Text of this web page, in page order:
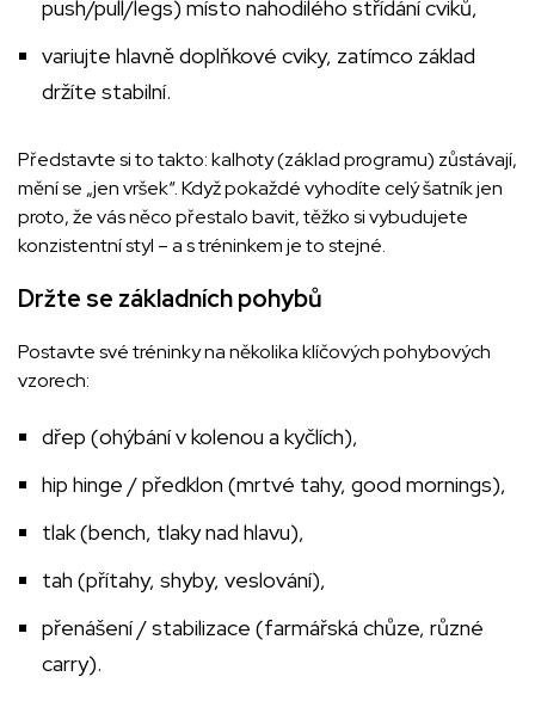
push/pull/legs) místo nahodilého střídání cviků,
variujte hlavně doplňkové cviky, zatímco základ
držíte stabilní.
Představte si to takto: kalhoty (základ programu) zůstávají,
mění se „jen vršek“. Když pokaždé vyhodíte celý šatník jen
proto, že vás něco přestalo bavit, těžko si vybudujete
konzistentní styl – a s tréninkem je to stejné.
Držte se základních pohybů
Postavte své tréninky na několika klíčových pohybových
vzorech:
dřep (ohýbání v kolenou a kyčlích),
hip hinge / předklon (mrtvé tahy, good mornings),
tlak (bench, tlaky nad hlavu),
tah (přítahy, shyby, veslování),
přenášení / stabilizace (farmářská chůze, různé
carry).